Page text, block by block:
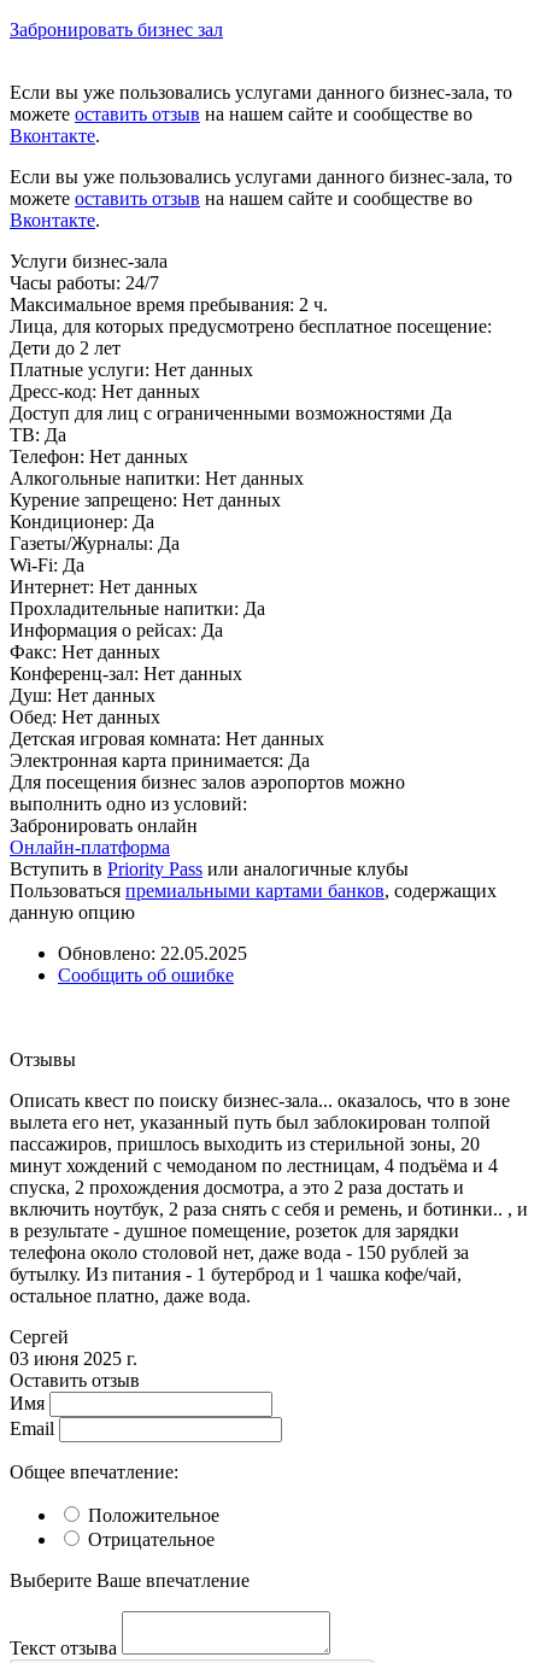
Забронировать бизнес зал
Если вы уже пользовались услугами данного бизнес-зала, то
можете оставить отзыв на нашем сайте и сообществе во
Вконтакте.
Если вы уже пользовались услугами данного бизнес-зала, то
можете оставить отзыв на нашем сайте и сообществе во
Вконтакте.
Услуги бизнес-зала
Часы работы: 24/7
Максимальное время пребывания: 2 ч.
Лица, для которых предусмотрено бесплатное посещение:
Дети до 2 лет
Платные услуги: Нет данных
Дресс-код: Нет данных
Доступ для лиц с ограниченными возможностями Да
ТВ: Да
Телефон: Нет данных
Алкогольные напитки: Нет данных
Курение запрещено: Нет данных
Кондиционер: Да
Газеты/Журналы: Да
Wi-Fi: Да
Интернет: Нет данных
Прохладительные напитки: Да
Информация о рейсах: Да
Факс: Нет данных
Конференц-зал: Нет данных
Душ: Нет данных
Обед: Нет данных
Детская игровая комната: Нет данных
Электронная карта принимается: Да
Для посещения бизнес залов аэропортов можно
выполнить одно из условий:
Забронировать онлайн
Онлайн-платформа
Вступить в Priority Pass или аналогичные клубы
Пользоваться премиальными картами банков, содержащих
данную опцию
Обновлено: 22.05.2025
Сообщить об ошибке
Отзывы
Описать квест по поиску бизнес-зала... оказалось, что в зоне
вылета его нет, указанный путь был заблокирован толпой
пассажиров, пришлось выходить из стерильной зоны, 20
минут хождений с чемоданом по лестницам, 4 подъёма и 4
спуска, 2 прохождения досмотра, а это 2 раза достать и
включить ноутбук, 2 раза снять с себя и ремень, и ботинки.. , и
в результате - душное помещение, розеток для зарядки
телефона около столовой нет, даже вода - 150 рублей за
бутылку. Из питания - 1 бутерброд и 1 чашка кофе/чай,
остальное платно, даже вода.
Сергей
03 июня 2025 г.
Оставить отзыв
Имя
Email
Общее впечатление:
Положительное
Отрицательное
Выберите Ваше впечатление
Текст отзыва